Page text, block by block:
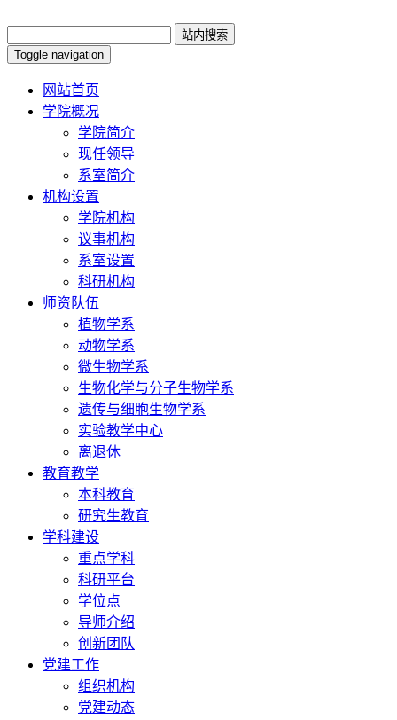
Toggle navigation
网站首页
学院概况
学院简介
现任领导
系室简介
机构设置
学院机构
议事机构
系室设置
科研机构
师资队伍
植物学系
动物学系
微生物学系
生物化学与分子生物学系
遗传与细胞生物学系
实验教学中心
离退休
教育教学
本科教育
研究生教育
学科建设
重点学科
科研平台
学位点
导师介绍
创新团队
党建工作
组织机构
党建动态